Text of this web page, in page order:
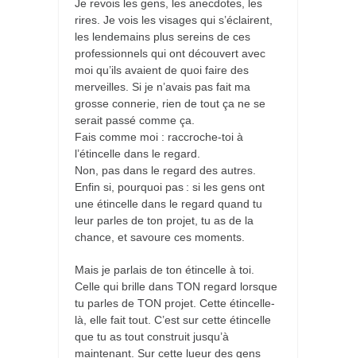
Je revois les gens, les anecdotes, les
rires. Je vois les visages qui s’éclairent,
les lendemains plus sereins de ces
professionnels qui ont découvert avec
moi qu’ils avaient de quoi faire des
merveilles. Si je n’avais pas fait ma
grosse connerie, rien de tout ça ne se
serait passé comme ça.
Fais comme moi : raccroche-toi à
l’étincelle dans le regard.
Non, pas dans le regard des autres.
Enfin si, pourquoi pas : si les gens ont
une étincelle dans le regard quand tu
leur parles de ton projet, tu as de la
chance, et savoure ces moments.
Mais je parlais de ton étincelle à toi.
Celle qui brille dans TON regard lorsque
tu parles de TON projet. Cette étincelle-
là, elle fait tout. C’est sur cette étincelle
que tu as tout construit jusqu’à
maintenant. Sur cette lueur des gens